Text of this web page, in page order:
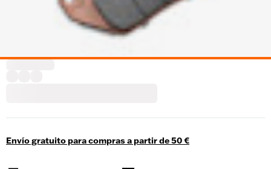
Envío gratuito para compras a partir de 50 €